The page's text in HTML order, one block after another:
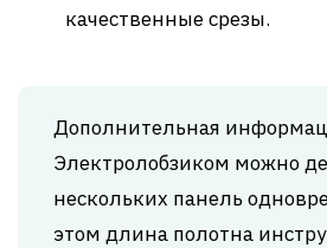
качественные срезы.
Дополнительная
Электролобзиком можно
нескольких панель
этом длина полотна